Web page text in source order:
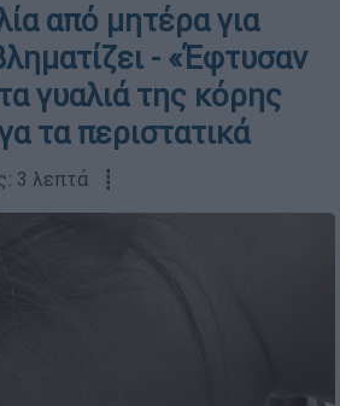
από μητέρα για
- «Έφτυσαν
γυαλιά της κόρης
τα περιστατικά
3 λεπτά ┋